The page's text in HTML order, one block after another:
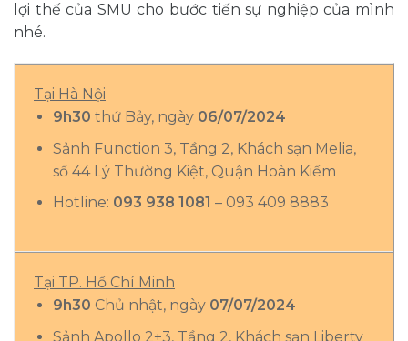
lợi thế của SMU cho bước tiến sự nghiệp của mình
nhé.
Tại Hà Nội
9h30 thứ Bảy, ngày 06/07/2024
Sảnh Function 3, Tầng 2, Khách sạn Melia,
số 44 Lý Thường Kiệt, Quận Hoàn Kiếm
Hotline: 093 938 1081 – 093 409 8883
Tại TP. Hồ Chí Minh
9h30 Chủ nhật, ngày 07/07/2024
Sảnh Apollo 2+3, Tầng 2, Khách sạn Liberty